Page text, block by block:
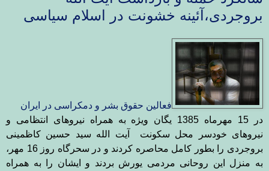
بروجردی،آئینه خشونت در اسلام سیاسی
فعالين حقوق بشر و دمکراسی در ایران
در 15 مهرماه 1385 یگان ویژه به همراه نیروهای انتظامی و
نیروهای خودسر محل سکونت آیت الله سید حسین کاظمینی
بروجردی را بطور کامل محاصره کردند و در سحرگاه روز 16 مهر،
به منزل این روحانی مردمی یورش بردند و ایشان را به همراه